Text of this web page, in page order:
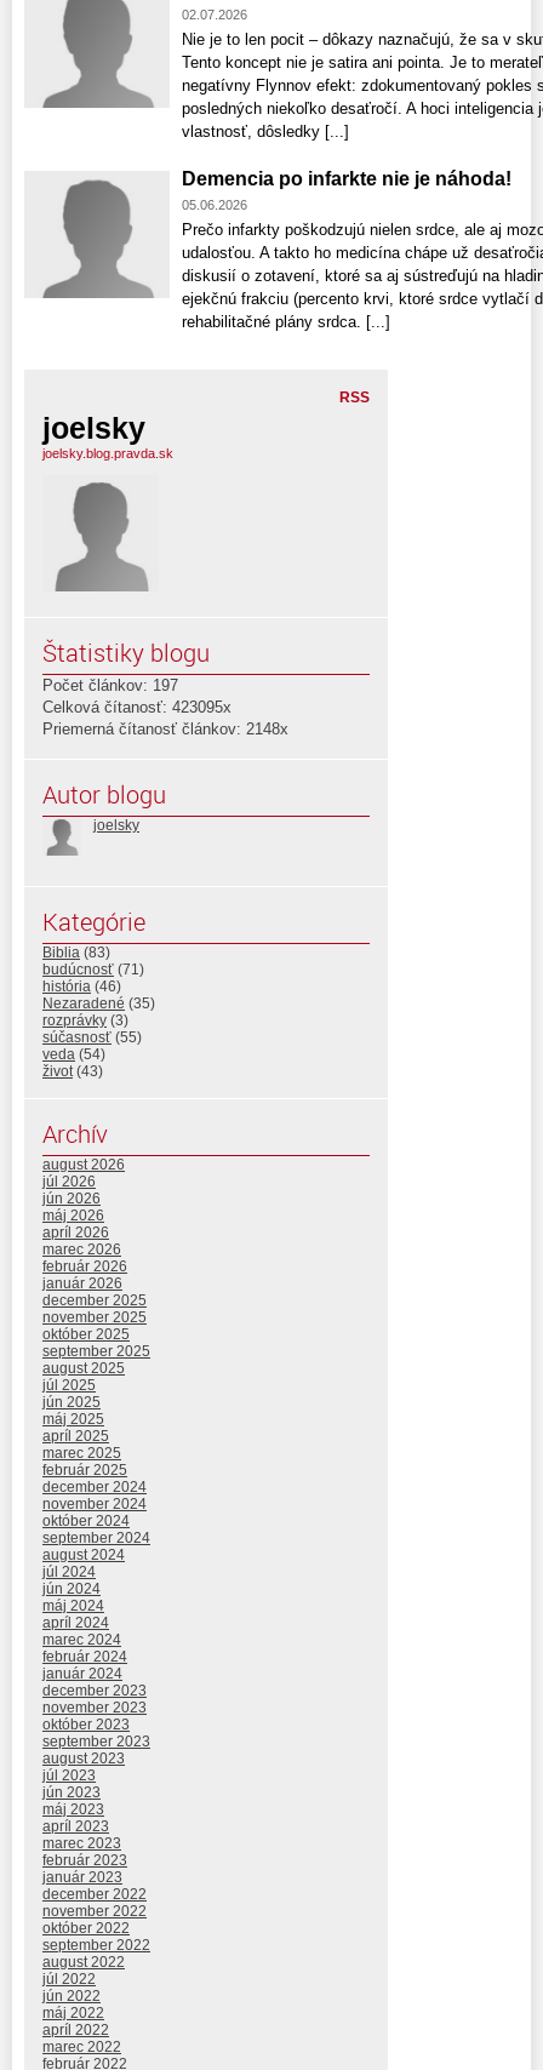
02.07.2026
Nie je to len pocit – dôkazy naznačujú, že sa v
Tento koncept nie je satira ani pointa. Je to
negatívny Flynnov efekt: zdokumentovaný pokles
posledných niekoľko desaťročí. A hoci inteligencia
vlastnosť, dôsledky [...]
Demencia po infarkte nie je náhoda!
05.06.2026
Prečo infarkty poškodzujú nielen srdce, ale aj
udalosťou. A takto ho medicína chápe už
diskusií o zotavení, ktoré sa aj sústreďujú na
ejekčnú frakciu (percento krvi, ktoré srdce vytlačí
rehabilitačné plány srdca. [...]
RSS
joelsky
joelsky.blog.pravda.sk
Štatistiky blogu
Počet článkov: 197
Celková čítanosť: 423095x
Priemerná čítanosť článkov: 2148x
Autor blogu
joelsky
Kategórie
Biblia (83)
budúcnosť (71)
história (46)
Nezaradené (35)
rozprávky (3)
súčasnosť (55)
veda (54)
život(43)
Archív
august 2026
júl 2026
jún 2026
máj 2026
apríl 2026
marec 2026
február 2026
január 2026
december 2025
november 2025
október 2025
september 2025
august 2025
júl 2025
jún 2025
máj 2025
apríl 2025
marec 2025
február 2025
december 2024
november 2024
október 2024
september 2024
august 2024
júl 2024
jún 2024
máj 2024
apríl 2024
marec 2024
február 2024
január 2024
december 2023
november 2023
október 2023
september 2023
august 2023
júl 2023
jún 2023
máj 2023
apríl 2023
marec 2023
február 2023
január 2023
december 2022
november 2022
október 2022
september 2022
august 2022
júl 2022
jún 2022
máj 2022
apríl 2022
marec 2022
február 2022